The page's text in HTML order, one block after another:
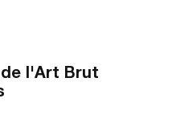
de l'Art Brut